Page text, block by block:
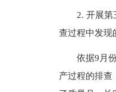
2. 开展第
查过程中发现
依据9月
产过程的排查